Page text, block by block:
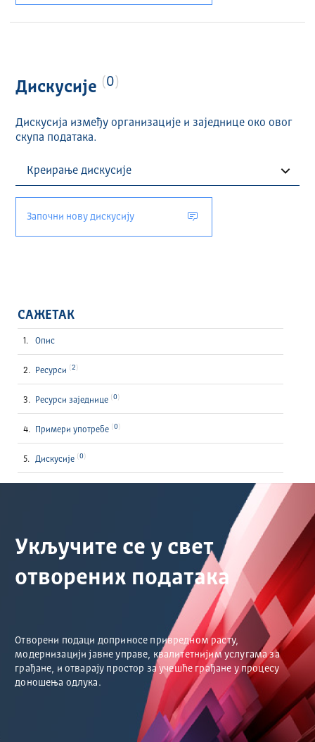
Дискусије 0
Дискусија између организације и заједнице око овог
скупа података.
Започни нову дискусију
САЖЕТАК
Опис
Ресурси 2
Ресурси заједнице 0
Примери употребе 0
Дискусије 0
Укључите се у свет
отворених података
Отворени подаци доприносе привредном расту,
модернизацији јавне управе, квалитетнијим услугама за
грађане, и отварају простор за учешће грађане у процесу
доношења одлука.